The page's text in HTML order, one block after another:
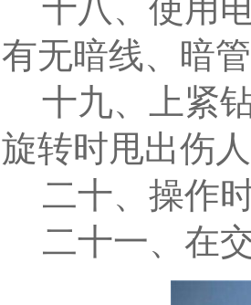
十八、使用
有无暗线、暗
十九、上紧
旋转时甩出伤人
二十、操作
二十一、在